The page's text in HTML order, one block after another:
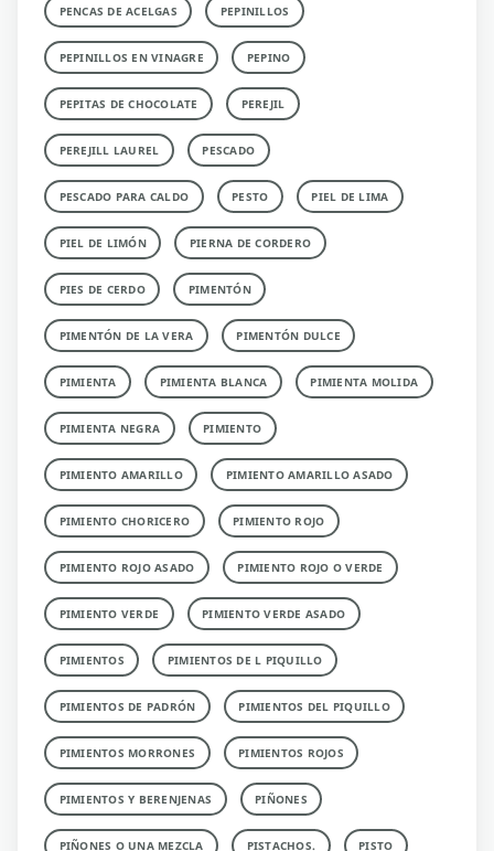
PENCAS DE ACELGAS PEPINILLOS
PEPINILLOS EN VINAGRE PEPINO
PEPITAS DE CHOCOLATE PEREJIL
PEREJILL LAUREL PESCADO
PESCADO PARA CALDO PESTO PIEL DE LIMA
PIEL DE LIMÓN PIERNA DE CORDERO
PIES DE CERDO PIMENTÓN
PIMENTÓN DE LA VERA PIMENTÓN DULCE
PIMIENTA PIMIENTA BLANCA PIMIENTA MOLIDA
PIMIENTA NEGRA PIMIENTO
PIMIENTO AMARILLO PIMIENTO AMARILLO ASADO
PIMIENTO CHORICERO PIMIENTO ROJO
PIMIENTO ROJO ASADO PIMIENTO ROJO O VERDE
PIMIENTO VERDE PIMIENTO VERDE ASADO
PIMIENTOS PIMIENTOS DE L PIQUILLO
PIMIENTOS DE PADRÓN PIMIENTOS DEL PIQUILLO
PIMIENTOS MORRONES PIMIENTOS ROJOS
PIMIENTOS Y BERENJENAS PIÑONES
PIÑONES O UNA MEZCLA PISTACHOS. PISTO